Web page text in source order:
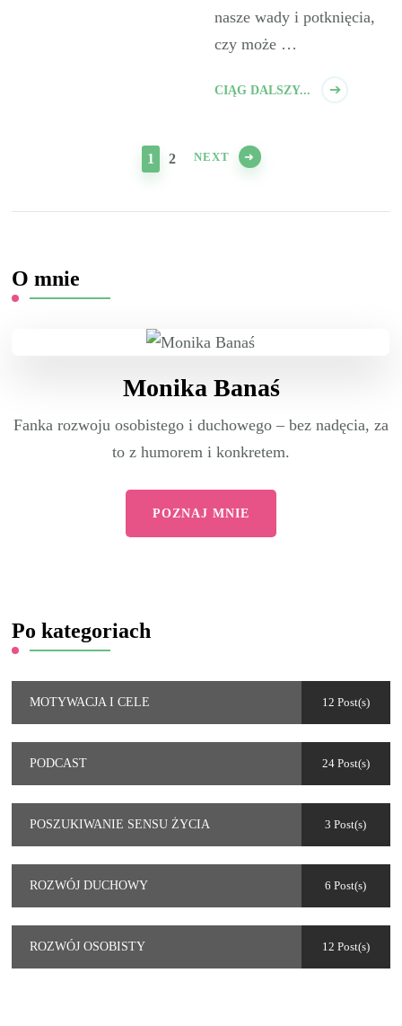
nasze wady i potknięcia,
czy może …
CIĄG DALSZY...
PAGE
1 PAGE
2 NEXT
O mnie
Monika Banaś
Fanka rozwoju osobistego i duchowego – bez nadęcia, za
to z humorem i konkretem.
POZNAJ MNIE
Po kategoriach
MOTYWACJA I CELE 12 Post(s)
PODCAST 24 Post(s)
POSZUKIWANIE SENSU ŻYCIA 3 Post(s)
ROZWÓJ DUCHOWY 6 Post(s)
ROZWÓJ OSOBISTY 12 Post(s)